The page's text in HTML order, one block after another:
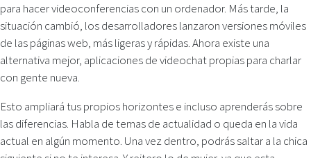
para hacer videoconferencias con un ordenador. Más tarde, la
situación cambió, los desarrolladores lanzaron versiones móviles
de las páginas web, más ligeras y rápidas. Ahora existe una
alternativa mejor, aplicaciones de videochat propias para charlar
con gente nueva.
Esto ampliará tus propios horizontes e incluso aprenderás sobre
las diferencias. Habla de temas de actualidad o queda en la vida
actual en algún momento. Una vez dentro, podrás saltar a la chica